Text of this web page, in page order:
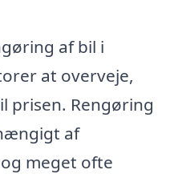
af bil i
at overveje,
prisen. Rengøring
af
meget ofte